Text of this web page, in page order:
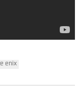
enix